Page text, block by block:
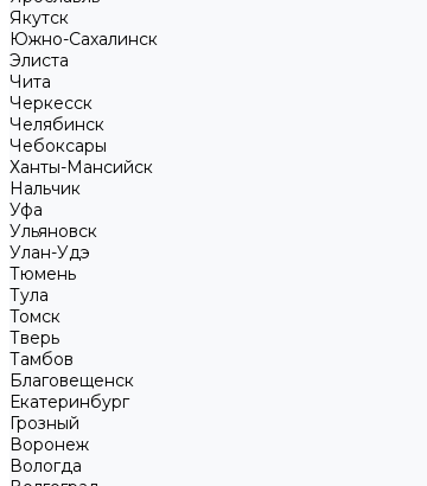
Якутск
Южно-Сахалинск
Элиста
Чита
Черкесск
Челябинск
Чебоксары
Ханты-Мансийск
Нальчик
Уфа
Ульяновск
Улан-Удэ
Тюмень
Тула
Томск
Тверь
Тамбов
Благовещенск
Екатеринбург
Грозный
Воронеж
Вологда